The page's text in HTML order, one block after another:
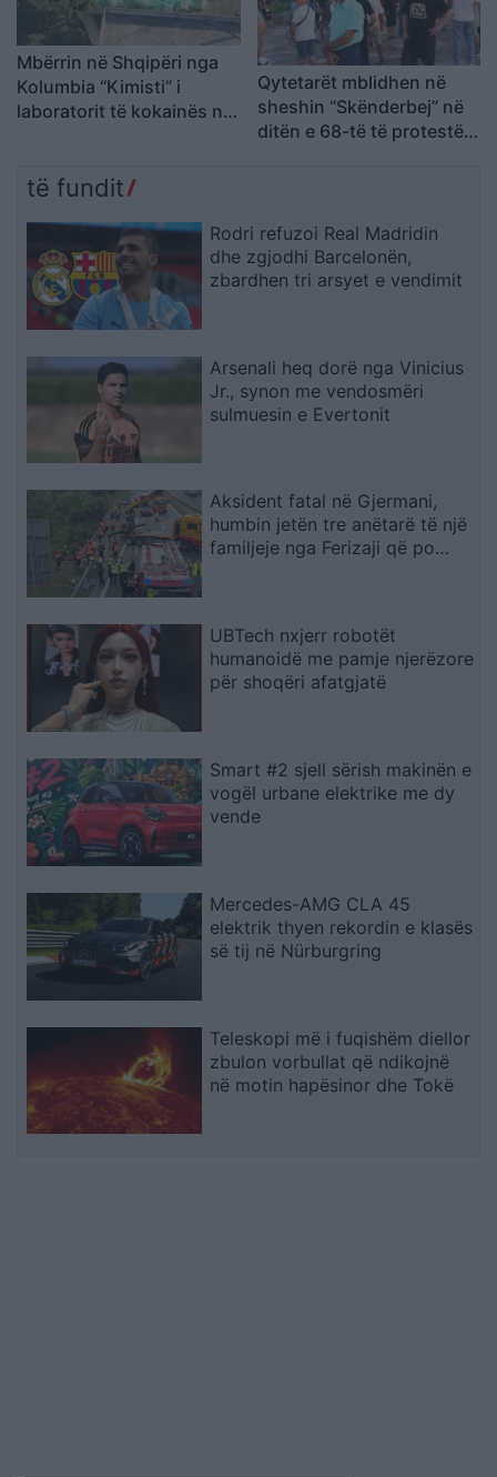
Mbërrin në Shqipëri nga
Kolumbia “Kimisti” i
laboratorit të kokainës në
Qytetarët mblidhen në
sheshin “Skënderbej” në
ditën e 68-të të protestës
të fundit
Rodri refuzoi Real Madridin
dhe zgjodhi Barcelonën,
zbardhen tri arsyet e vendimit
Arsenali heq dorë nga Vinicius
Jr., synon me vendosmëri
sulmuesin e Evertonit
Aksident fatal në Gjermani,
humbin jetën tre anëtarë të një
familjeje nga Ferizaji që po
UBTech nxjerr robotët
humanoidë me pamje njerëzore
për shoqëri afatgjatë
Smart #2 sjell sërish makinën e
vogël urbane elektrike me dy
vende
Mercedes-AMG CLA 45
elektrik thyen rekordin e klasës
së tij në Nürburgring
Teleskopi më i fuqishëm diellor
zbulon vorbullat që ndikojnë
në motin hapësinor dhe Tokë